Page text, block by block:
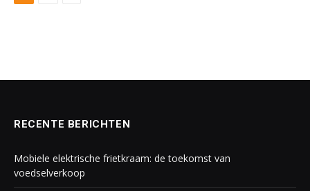
RECENTE BERICHTEN
Mobiele elektrische frietkraam: de toekomst van
voedselverkoop